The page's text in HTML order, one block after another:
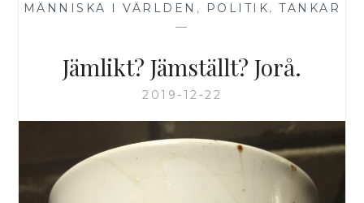
MÄNNISKA I VÄRLDEN , POLITIK,TANKAR
—
Jämlikt? Jämställt? Jorå.
2019-12-22